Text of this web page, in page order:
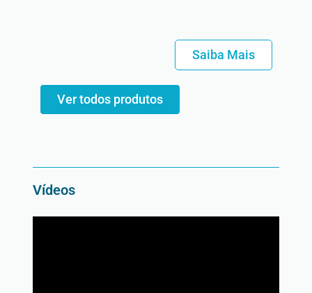
Saiba Mais
Ver todos produtos
Vídeos